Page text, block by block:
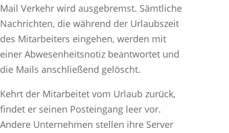
Mail Verkehr wird ausgebremst. Sämtliche
Nachrichten, die während der Urlaubszeit
des Mitarbeiters eingehen, werden mit
einer Abwesenheitsnotiz beantwortet und
die Mails anschließend gelöscht.
Kehrt der Mitarbeitet vom Urlaub zurück,
findet er seinen Posteingang leer vor.
Andere Unternehmen stellen ihre Server